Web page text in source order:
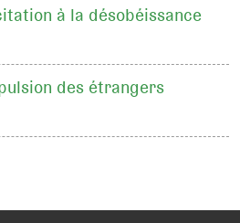
à la désobéissance
des étrangers